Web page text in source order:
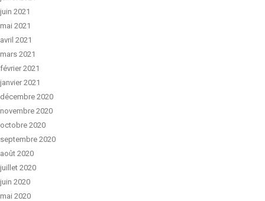
juin 2021
mai 2021
avril 2021
mars 2021
février 2021
janvier 2021
décembre 2020
novembre 2020
octobre 2020
septembre 2020
août 2020
juillet 2020
juin 2020
mai 2020